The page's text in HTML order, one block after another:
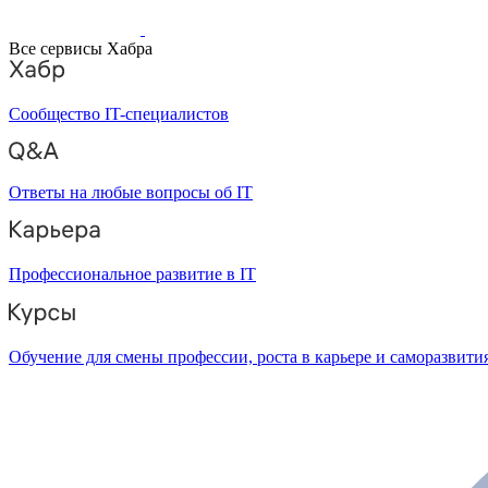
Все сервисы Хабра
Сообщество IT-специалистов
Ответы на любые вопросы об IT
Профессиональное развитие в IT
Обучение для смены профессии, роста в карьере и